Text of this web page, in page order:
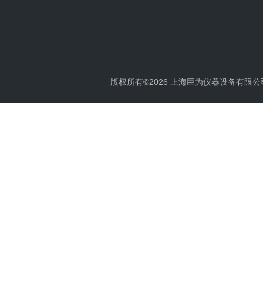
版权所有©2026 上海巨为仪器设备有限